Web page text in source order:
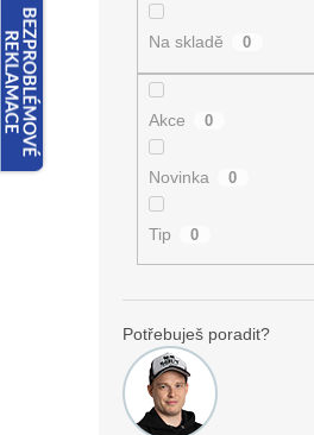
Na skladě 0
Akce 0
Novinka 0
Tip 0
Potřebuješ poradit?